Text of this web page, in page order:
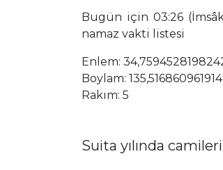
Bugün için 03:26
namaz vakti listesi
Enlem:
Boylam:
Rakım: 5
Suita yılında